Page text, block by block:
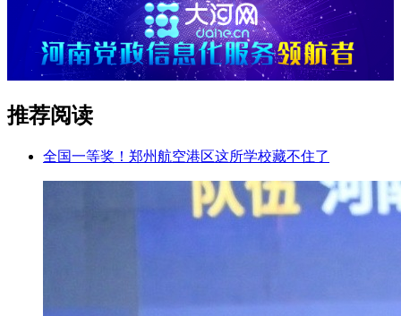
推荐阅读
全国一等奖！郑州航空港区这所学校藏不住了